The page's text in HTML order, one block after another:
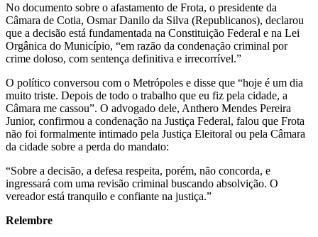
No documento sobre o afastamento de Frota, o presidente da
Câmara de Cotia, Osmar Danilo da Silva (Republicanos), declarou
que a decisão está fundamentada na Constituição Federal e na Lei
Orgânica do Município, “em razão da condenação criminal por
crime doloso, com sentença definitiva e irrecorrível.”
O político conversou com o Metrópoles e disse que “hoje é um dia
muito triste. Depois de todo o trabalho que eu fiz pela cidade, a
Câmara me cassou”. O advogado dele, Anthero Mendes Pereira
Junior, confirmou a condenação na Justiça Federal, falou que Frota
não foi formalmente intimado pela Justiça Eleitoral ou pela Câmara
da cidade sobre a perda do mandato:
“Sobre a decisão, a defesa respeita, porém, não concorda, e
ingressará com uma revisão criminal buscando absolvição. O
vereador está tranquilo e confiante na justiça.”
Relembre